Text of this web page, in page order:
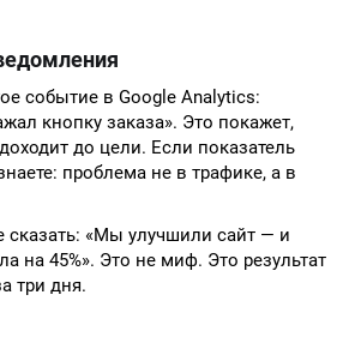
событие в Google Analytics:
кнопку заказа». Это покажет,
до цели. Если показатель
проблема не в трафике, а в
сказать: «Мы улучшили сайт — и
на 45%». Это не миф. Это результат
три дня.